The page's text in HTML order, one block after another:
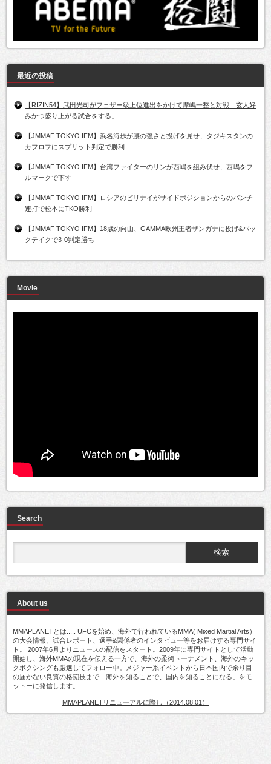
最近の投稿
【RIZIN54】武田光司がフェザー級上位進出をかけて摩嶋一整と対戦「玄人好
みかつ盛り上がる試合をする」
【JMMAF TOKYO IFM】浜名海歩が腰の強さと投げを見せ、タジキスタンの
カフロフにスプリット判定で勝利
【JMMAF TOKYO IFM】台湾ファイターのリンが西嶋を組み伏せ、西嶋をフ
ルマークで下す
【JMMAF TOKYO IFM】ロシアのビリナイがサイドポジションからのパンチ
連打で松本にTKO勝利
【JMMAF TOKYO IFM】18歳の向山、GAMMA欧州王者ザンガナに投げ&バッ
クテイクで3-0判定勝ち
Movie
Search
About us
MMAPLANETとは..... UFCを始め、海外で行われているMMA( Mixed Martial Arts）
の大会情報、試合レポート、選手&関係者のインタビュー等をお届けする専門サイ
ト。 2007年6月よりニュースの配信をスタート。2009年に専門サイトとして活動
開始し、海外MMAの現在を伝える一方で、海外の柔術トーナメント、海外のキッ
クボクシングも厳選してフォロー中。メジャー系イベントから日本国内で余り目
の届かない良質の格闘技まで「海外を知ることで、国内を知ることになる」をモ
ットーに発信します。
MMAPLANETリニューアルに際し（2014.08.01）